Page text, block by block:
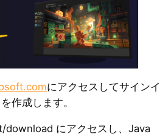
にアクセスしてサインイ
作成します。
download にアクセスし、Java